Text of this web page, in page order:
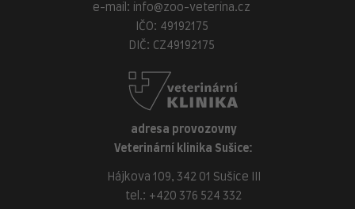
e-mail:
info@zoo-veterina.cz
IČO: 49192175
DIČ: CZ49192175
adresa provozovny
Veterinární klinika Sušice:
Hájkova 109, 342 01 Sušice III
tel.: +420 376 524 332